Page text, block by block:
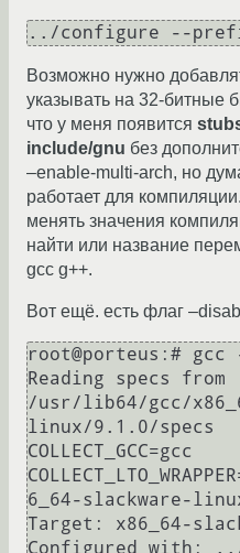
../configure --
Возможно нужно
указывать на 32-битные
что у меня появится
include/gnu без
–enable-multi-arch, но
работает для
менять значения
найти или название
gcc g++.
Вот ещё. есть флаг
root@porteus:# gcc
Reading specs from
/usr/lib64/gcc/
linux/9.1.0/specs
COLLECT_GCC=gcc
6_64-slackware-
Target: x86_64-
Configured with: